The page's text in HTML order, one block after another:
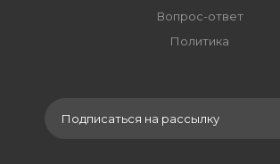
Вопрос-ответ
Политика
Подписаться на рассылку